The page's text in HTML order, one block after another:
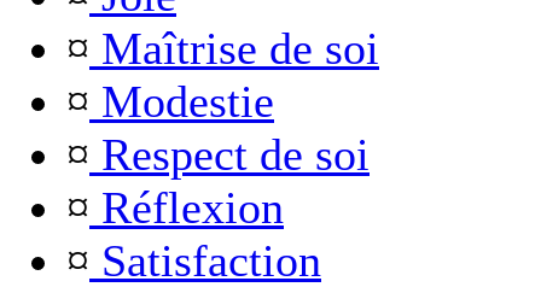
¤ Maîtrise de soi
¤ Modestie
¤ Respect de soi
¤ Réflexion
¤ Satisfaction